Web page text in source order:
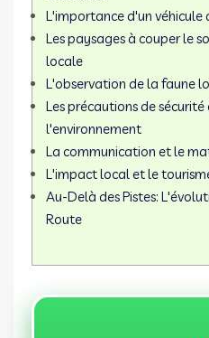
L'importance d'un véhicule
Les paysages à couper le
locale
L'observation de la faune
Les précautions de
l'environnement
La communication et le
L'impact local et le
Au-Delà des Pistes:
Route